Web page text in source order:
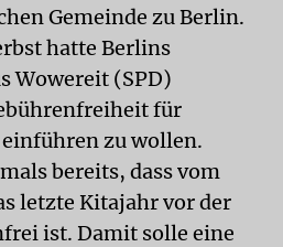
Gemeinde zu Berlin.
hatte Berlins
Wowereit (SPD)
für
zu wollen.
bereits, dass vom
letzte Kitajahr vor der
ist. Damit solle eine